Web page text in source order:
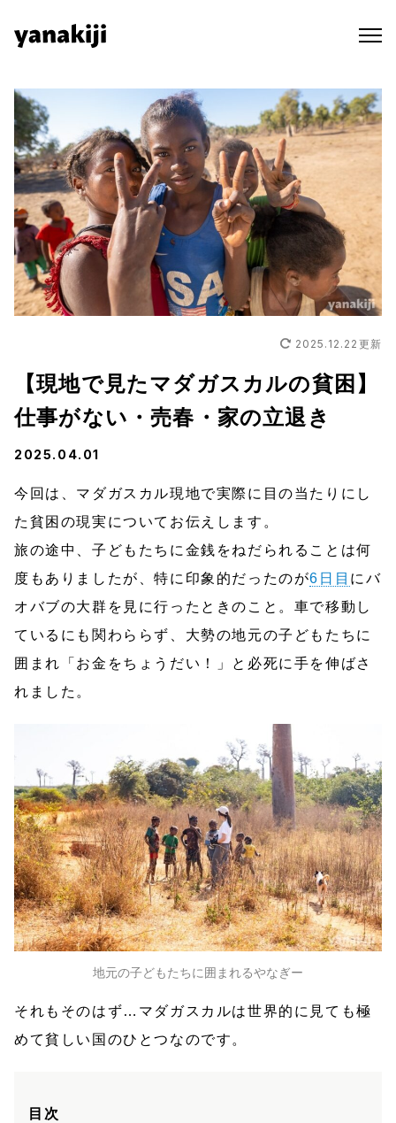
content
2025.12.22 更新
【現地で見たマダガスカルの貧困】
仕事がない・売春・家の立退き
2025.04.01
今回は、マダガスカル現地で実際に目の当たりにし
た貧困の現実についてお伝えします。
旅の途中、子どもたちに金銭をねだられることは何
度もありましたが、特に印象的だったのが6日目 にバ
オバブの大群を見に行ったときのこと。車で移動し
ているにも関わららず、大勢の地元の子どもたちに
囲まれ「お金をちょうだい！」と必死に手を伸ばさ
れました。
地元の子どもたちに囲まれるやなぎー
それもそのはず…マダガスカルは世界的に見ても極
めて貧しい国のひとつなのです。
目次